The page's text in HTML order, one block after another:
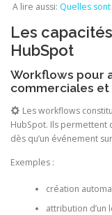
A lire aussi: Quelles
Les
HubSpot
Workflows pour
commerciales
Les workflows
HubSpot. Ils permettent
dès qu’un événement
Exemples :
création
attribution d’un